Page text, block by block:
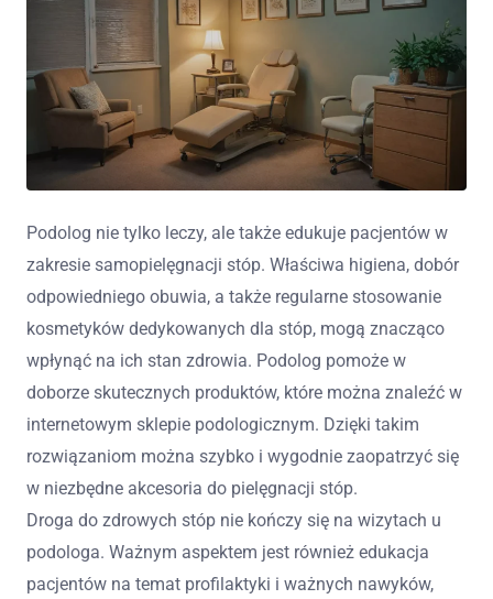
Podolog nie tylko leczy, ale także edukuje pacjentów w
zakresie samopielęgnacji stóp. Właściwa higiena, dobór
odpowiedniego obuwia, a także regularne stosowanie
kosmetyków dedykowanych dla stóp, mogą znacząco
wpłynąć na ich stan zdrowia. Podolog pomoże w
doborze skutecznych produktów, które można znaleźć w
internetowym sklepie podologicznym. Dzięki takim
rozwiązaniom można szybko i wygodnie zaopatrzyć się
w niezbędne akcesoria do pielęgnacji stóp.
Droga do zdrowych stóp nie kończy się na wizytach u
podologa. Ważnym aspektem jest również edukacja
pacjentów na temat profilaktyki i ważnych nawyków,